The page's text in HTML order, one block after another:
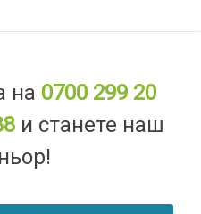
на 0700 299 20
и станете наш